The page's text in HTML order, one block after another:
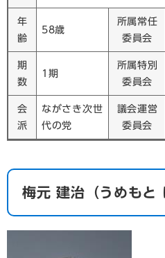
年
齢
58歳
所属常任
委員会
期
数
1期
所属特別
委員会
会
派
ながさき次世
代の党
議会運営
委員会
梅元 建治（うめもと